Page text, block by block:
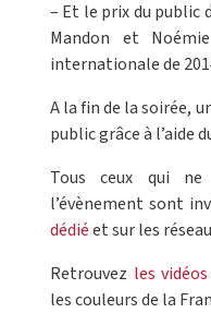
– Et le prix du public
Mandon et
internationale de
A la fin de la soirée,
public grâce à l’aide
Tous ceux qui
l’évènement sont
dédiéet sur les
Retrouvez les vidéos
les couleurs de la